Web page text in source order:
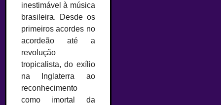
inestimável à música
brasileira. Desde os
primeiros acordes no
acordeão até a
revolução
tropicalista, do exílio
na Inglaterra ao
reconhecimento
como imortal da